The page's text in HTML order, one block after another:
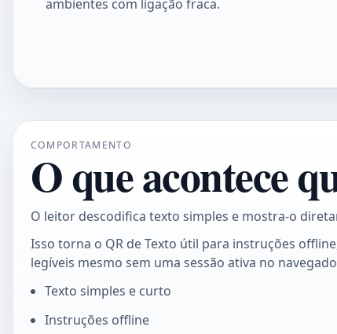
ambientes com ligação fraca.
COMPORTAMENTO
O que acontece
O leitor descodifica texto simples e mostra-o
Isso torna o QR de Texto útil para instruções
legíveis mesmo sem uma sessão ativa no
Texto simples e curto
Instruções offline